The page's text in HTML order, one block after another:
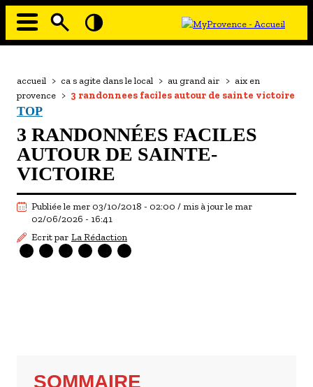
Aller
principale
À MOI LA CULTURE
AU GRAND AIR
PASSEZ À TABLE
SOUS TOUTES LES COUTUMES
TOURISME ET HANDICAP
ENVIE DE BALADE
L'AGENDA
Fil
d'Ariane
accueil > ca s agite dans le local > au grand air > aix en
provence > 3 randonnees faciles autour de sainte victoire
TOP
3 RANDONNÉES FACILES
AUTOUR DE SAINTE-
VICTOIRE
Publiée le mer 03/10/2018 - 02:00 / mis à jour le mar
02/06/2026 - 16:41
Ecrit par La Rédaction
SOMMAIRE